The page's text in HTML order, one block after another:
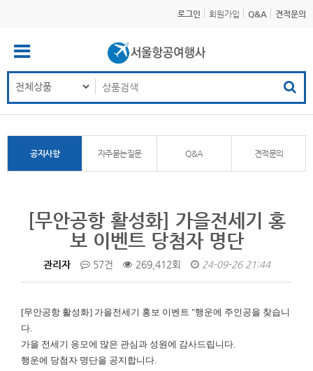
로그인 회원가입 Q&A 견적문의
공지사항 자주묻는질문 Q&A 견적문의
[무안공항 활성화] 가을전세기 홍
보 이벤트 당첨자 명단
관리자 57건 269,412회 24-09-26 21:44
[무안공항 활성화] 가을전세기 홍보 이벤트 "행운에 주인공을 찾습니
다.
가을 전세기 응모에 많은 관심과 성원에 감사드립니다.
행운에 당첨자 명단을 공지합니다.